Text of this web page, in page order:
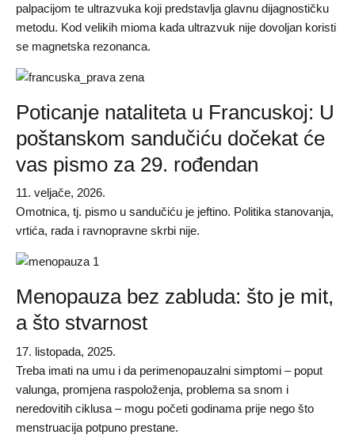
palpacijom te ultrazvuka koji predstavlja glavnu dijagnostičku
metodu. Kod velikih mioma kada ultrazvuk nije dovoljan koristi
se magnetska rezonanca.
Poticanje nataliteta u Francuskoj: U
poštanskom sandučiću dočekat će
vas pismo za 29. rođendan
11. veljače, 2026.
Omotnica, tj. pismo u sandučiću je jeftino. Politika stanovanja,
vrtića, rada i ravnopravne skrbi nije.
Menopauza bez zabluda: što je mit,
a što stvarnost
17. listopada, 2025.
Treba imati na umu i da perimenopauzalni simptomi – poput
valunga, promjena raspoloženja, problema sa snom i
neredovitih ciklusa – mogu početi godinama prije nego što
menstruacija potpuno prestane.